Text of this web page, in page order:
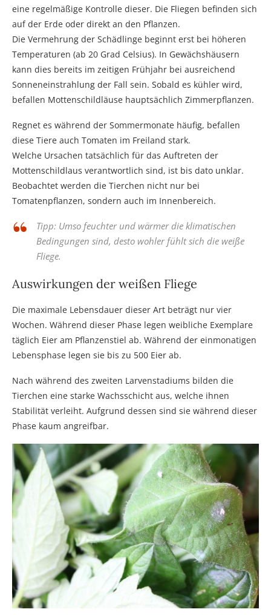
eine regelmäßige Kontrolle dieser. Die Fliegen befinden sich
auf der Erde oder direkt an den Pflanzen.
Die Vermehrung der Schädlinge beginnt erst bei höheren
Temperaturen (ab 20 Grad Celsius). In Gewächshäusern
kann dies bereits im zeitigen Frühjahr bei ausreichend
Sonneneinstrahlung der Fall sein. Sobald es kühler wird,
befallen Mottenschildläuse hauptsächlich Zimmerpflanzen.
Regnet es während der Sommermonate häufig, befallen
diese Tiere auch Tomaten im Freiland stark.
Welche Ursachen tatsächlich für das Auftreten der
Mottenschildlaus verantwortlich sind, ist bis dato unklar.
Beobachtet werden die Tierchen nicht nur bei
Tomatenpflanzen, sondern auch im Innenbereich.
Tipp: Umso feuchter und wärmer die klimatischen
Bedingungen sind, desto wohler fühlt sich die weiße
Fliege.
Auswirkungen der weißen Fliege
Die maximale Lebensdauer dieser Art beträgt nur vier
Wochen. Während dieser Phase legen weibliche Exemplare
täglich Eier am Pflanzenstiel ab. Während der einmonatigen
Lebensphase legen sie bis zu 500 Eier ab.
Nach während des zweiten Larvenstadiums bilden die
Tierchen eine starke Wachsschicht aus, welche ihnen
Stabilität verleiht. Aufgrund dessen sind sie während dieser
Phase kaum angreifbar.